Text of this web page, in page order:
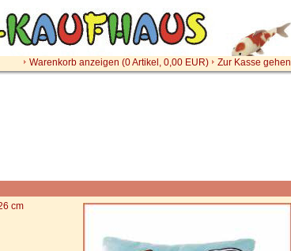
Warenkorb anzeigen (0Artikel, 0,00 EUR) Zur Kasse gehen
cm